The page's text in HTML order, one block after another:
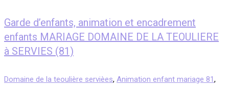
Garde d’enfants, animation et encadrement
enfants MARIAGE DOMAINE DE LA TEOULIERE
à SERVIES (81)
Domaine de la teoulière servièes, Animation enfant mariage 81,